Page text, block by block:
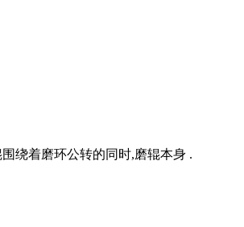
绕着磨环公转的同时,磨辊本身 .